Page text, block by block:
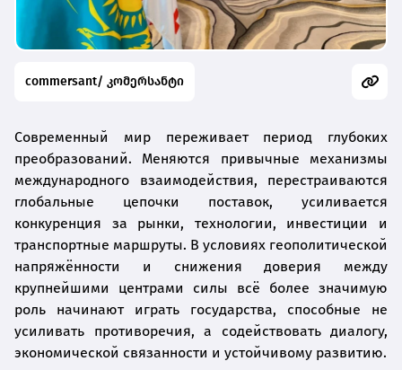
commersant/ კომერსანტი
Современный мир переживает период глубоких
преобразований. Меняются привычные механизмы
международного взаимодействия, перестраиваются
глобальные цепочки поставок, усиливается
конкуренция за рынки, технологии, инвестиции и
транспортные маршруты. В условиях геополитической
напряжённости и снижения доверия между
крупнейшими центрами силы всё более значимую
роль начинают играть государства, способные не
усиливать противоречия, а содействовать диалогу,
экономической связанности и устойчивому развитию.